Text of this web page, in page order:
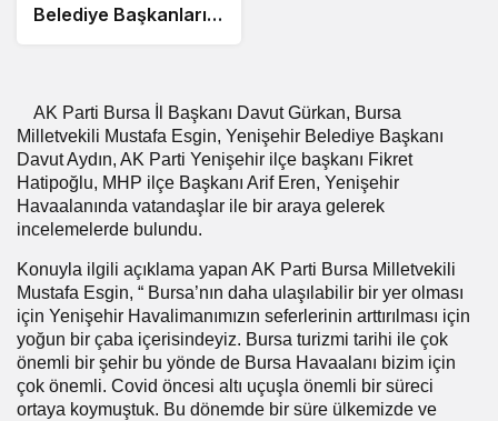
Belediye Başkanları
AK Parti Bursa İl Başkanı Davut Gürkan, Bursa
Milletvekili Mustafa Esgin, Yenişehir Belediye Başkanı
Davut Aydın, AK Parti Yenişehir ilçe başkanı Fikret
Hatipoğlu, MHP ilçe Başkanı Arif Eren, Yenişehir
Havaalanında vatandaşlar ile bir araya gelerek
incelemelerde bulundu.
Konuyla ilgili açıklama yapan AK Parti Bursa Milletvekili
Mustafa Esgin, “ Bursa’nın daha ulaşılabilir bir yer olması
için Yenişehir Havalimanımızın seferlerinin arttırılması için
yoğun bir çaba içerisindeyiz. Bursa turizmi tarihi ile çok
önemli bir şehir bu yönde de Bursa Havaalanı bizim için
çok önemli. Covid öncesi altı uçuşla önemli bir süreci
ortaya koymuştuk. Bu dönemde bir süre ülkemizde ve